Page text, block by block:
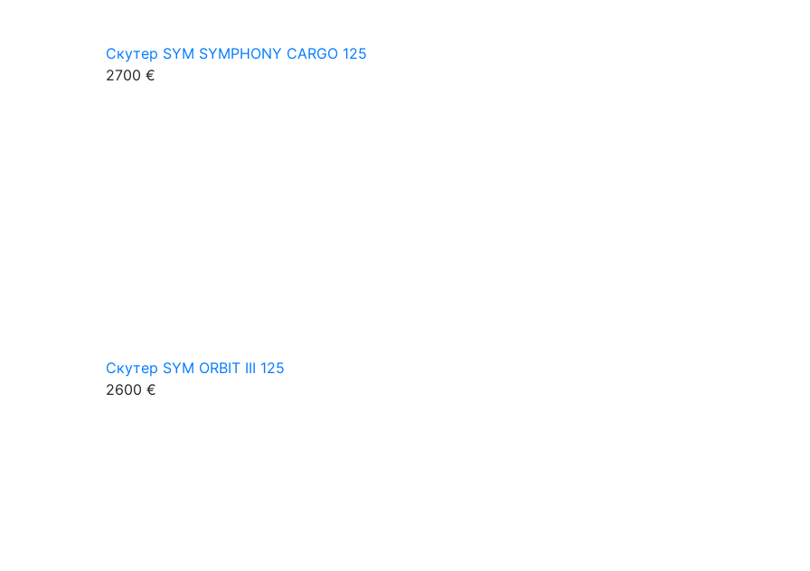
Скутер SYM SYMPHONY CARGO 125
2700 €
Скутер SYM ORBIT III 125
2600 €